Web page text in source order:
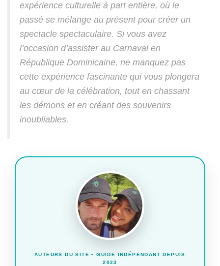
expérience culturelle à part entière, où le
passé se mélange au présent pour créer un
spectacle spectaculaire. Si vous avez
l’occasion d’assister au Carnaval en
République Dominicaine, ne manquez pas
cette expérience fascinante qui vous plongera
au cœur de la célébration, tout en chassant
les démons et en créant des souvenirs
inoubliables.
AUTEURS DU SITE • GUIDE INDÉPENDANT DEPUIS
2023